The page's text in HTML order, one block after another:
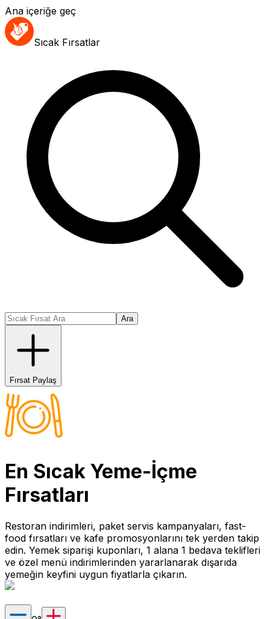
Ana içeriğe geç
Sıcak Fırsatlar
Ara
Fırsat Paylaş
En Sıcak Yeme-İçme
Fırsatları
Restoran indirimleri, paket servis kampanyaları, fast-
food fırsatları ve kafe promosyonlarını tek yerden takip
edin. Yemek siparişi kuponları, 1 alana 1 bedava teklifleri
ve özel menü indirimlerinden yararlanarak dışarıda
yemeğin keyfini uygun fiyatlarla çıkarın.